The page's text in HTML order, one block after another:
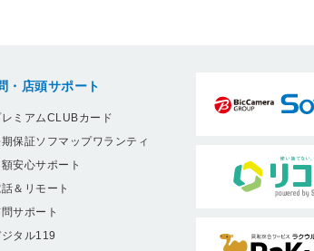
・店頭サポート
レミアムCLUBカード
保証ソフマップワランティ
額安心サポート
＆リモート
サポート
タル119